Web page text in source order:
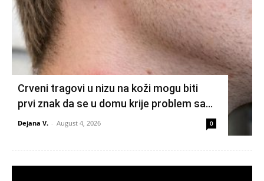
Crveni tragovi u nizu na koži mogu biti
prvi znak da se u domu krije problem sa…
Dejana V. - August 4, 2026 0